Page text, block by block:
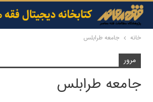
خانه جامعه طرابلس
مرور
جامعه طرابلس